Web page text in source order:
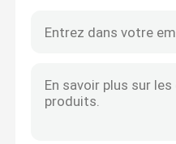
Demande de
Serre-câble de